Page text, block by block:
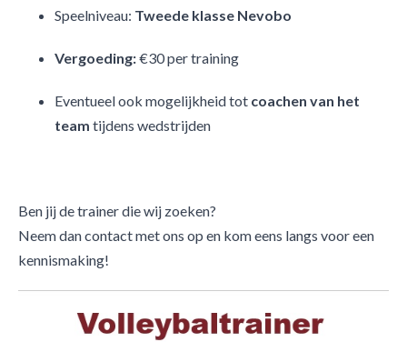
Speelniveau: Tweede klasse Nevobo
Vergoeding:€30 per training
Eventueel ook mogelijkheid tot coachen van het
team tijdens wedstrijden
Ben jij de trainer die wij zoeken?
Neem dan contact met ons op en kom eens langs voor een
kennismaking!